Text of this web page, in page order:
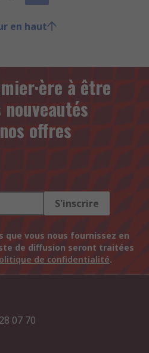
en haut
à être
offres
S'inscrire
que vous nous fournissez en
de diffusion seront traitées
de confidentialité.
07 70